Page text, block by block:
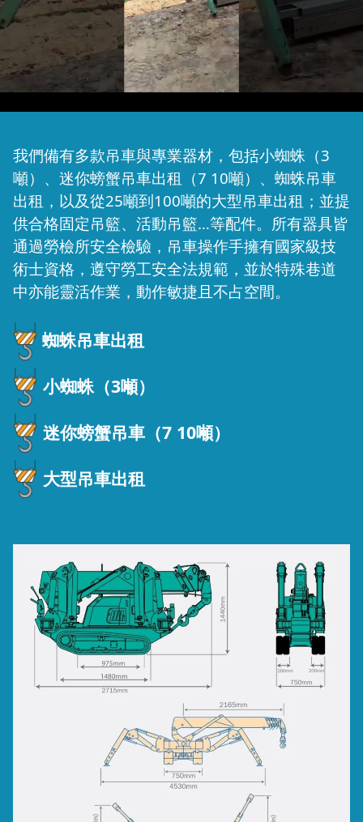
我們備有多款吊車與專業器材，包括小蜘蛛（3
噸）、迷你螃蟹吊車出租（7 10噸）、蜘蛛吊車
出租，以及從25噸到100噸的大型吊車出租；並提
供合格固定吊籃、活動吊籃…等配件。所有器具皆
通過勞檢所安全檢驗，吊車操作手擁有國家級技
術士資格，遵守勞工安全法規範，並於特殊巷道
中亦能靈活作業，動作敏捷且不占空間。
蜘蛛吊車出租
小蜘蛛（3噸）
迷你螃蟹吊車（7 10噸）
大型吊車出租